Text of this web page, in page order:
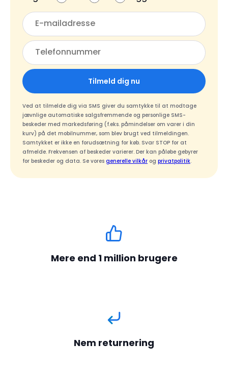
Tilmeld dig nu
Ved at tilmelde dig via SMS giver du samtykke til at modtage
jævnlige automatiske salgsfremmende og personlige SMS-
beskeder med markedsføring (f.eks. påmindelser om varer i din
kurv) på det mobilnummer, som blev brugt ved tilmeldingen.
Samtykket er ikke en forudsætning for køb. Svar STOP for at
afmelde. Frekvensen af beskeder varierer. Der kan påløbe gebyrer
for beskeder og data. Se vores generelle vilkår og privatpolitik.
Mere end 1 million brugere
Nem returnering